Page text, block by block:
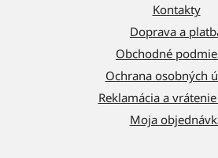
Kontakty
Doprava a
Obchodné
Ochrana osobných
Reklamácia a
Moja